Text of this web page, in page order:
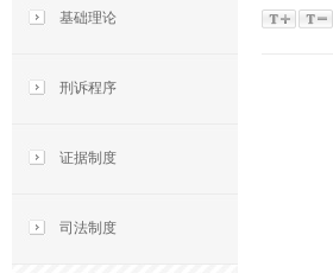
基础理论
刑诉程序
证据制度
司法制度